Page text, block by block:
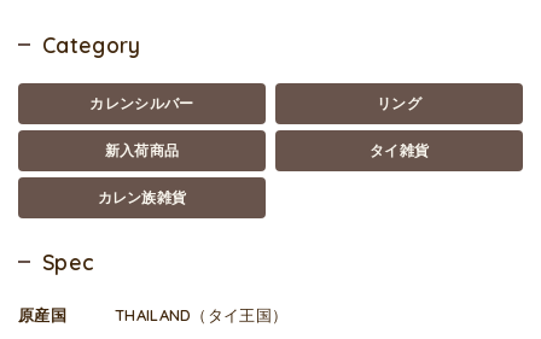
Category
カレンシルバー リング
新入荷商品 タイ雑貨
カレン族雑貨
Spec
原産国
THAILAND（タイ王国）